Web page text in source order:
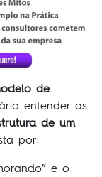
de
entender as
de um
por:
e o